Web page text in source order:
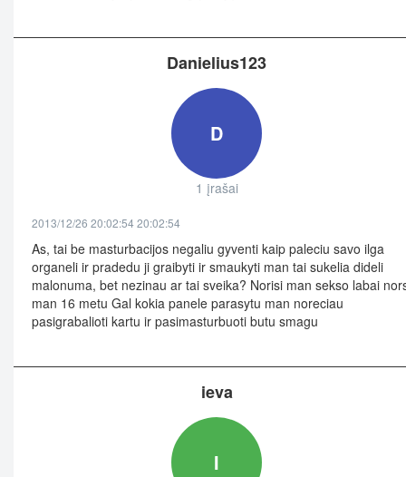
Danielius123
D
1 įrašai
2013/12/26 20:02:54 20:02:54
As, tai be masturbacijos negaliu gyventi kaip paleciu savo ilga
organeli ir pradedu ji graibyti ir smaukyti man tai sukelia dideli
malonuma, bet nezinau ar tai sveika? Norisi man sekso labai
man 16 metu Gal kokia panele parasytu man noreciau
pasigrabalioti kartu ir pasimasturbuoti butu smagu
ieva
I